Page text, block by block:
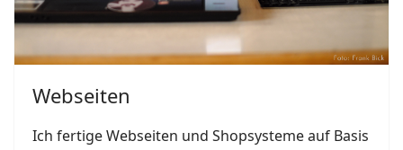
Webseiten
Ich fertige Webseiten und Shopsysteme auf Basis